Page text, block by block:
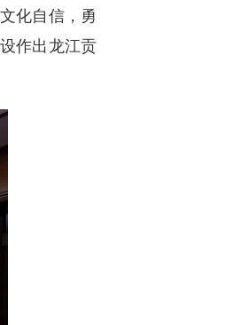
化自信，勇
作出龙江贡